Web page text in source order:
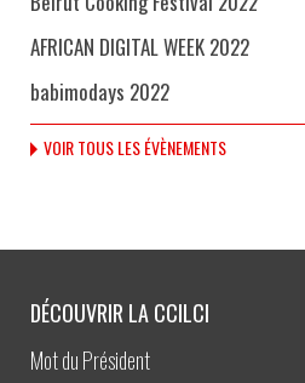
AFRICAN DIGITAL WEEK 2022
babimodays 2022
VOIR TOUS LES ÉVÈNEMENTS
DÉCOUVRIR LA CCILCI
Mot du Président